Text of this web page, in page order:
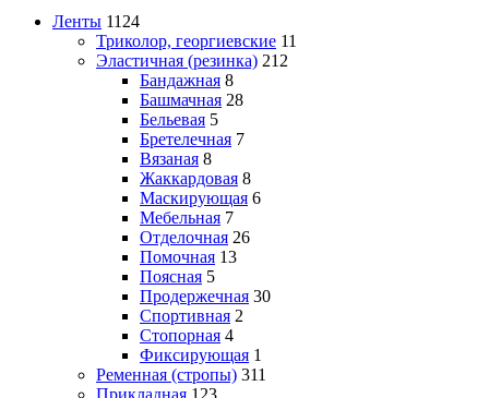
Ленты 1124
Триколор, георгиевские 11
Эластичная (резинка) 212
Бандажная 8
Башмачная 28
Бельевая 5
Бретелечная 7
Вязаная 8
Жаккардовая 8
Маскирующая 6
Мебельная 7
Отделочная 26
Помочная 13
Поясная 5
Продержечная 30
Спортивная 2
Стопорная 4
Фиксирующая 1
Ременная (стропы) 311
Прикладная 123